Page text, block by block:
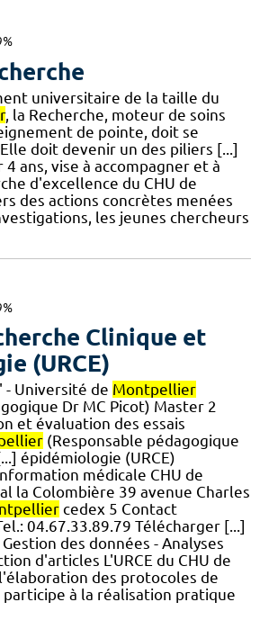
universitaire de la taille du
, la Recherche, moteur de soins
de pointe, doit se
doit devenir un des piliers [...]
ans, vise à accompagner et à
d'excellence du CHU de
des actions concrètes menées
les jeunes chercheurs
Clinique et
(URCE)
- Université de Montpellier
Dr MC Picot) Master 2
et évaluation des essais
(Responsable pédagogique
épidémiologie (URCE)
médicale CHU de
la Colombière 39 avenue Charles
cedex 5 Contact
04.67.33.89.79 Télécharger [...]
des données - Analyses
d'articles L'URCE du CHU de
des protocoles de
à la réalisation pratique